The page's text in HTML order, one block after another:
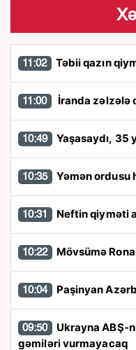
11:02 Təbii qazın
11:00 İranda zəlzələ
10:49 Yaşasaydı, 35
10:35 Yəmən ordusu
10:31 Neftin qiyməti
10:22 Mövsümə
10:04 Paşinyan
09:50
gəmiləri vurmayacaq